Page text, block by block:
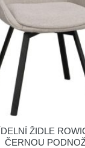
ŽIDLE
ČERNOU